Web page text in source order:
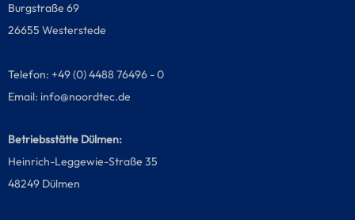
Burgstraße 69
26655 Westerstede
Telefon: +49 (0) 4488 76496 - 0
Email: info@noordtec.de
Betriebsstätte Dülmen:
Heinrich-Leggewie-Straße 35
48249 Dülmen